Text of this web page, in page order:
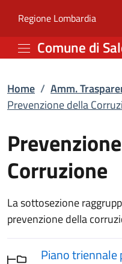
Regione Lombardia(apre
Comune di
Home / Amm.
Prevenzione della
Corruzione
La sottosezione
prevenzione della
Piano triennale